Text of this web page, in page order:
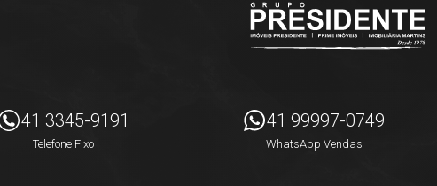
41 3345-9191
Telefone Fixo
41 99997-0749
WhatsApp Vendas